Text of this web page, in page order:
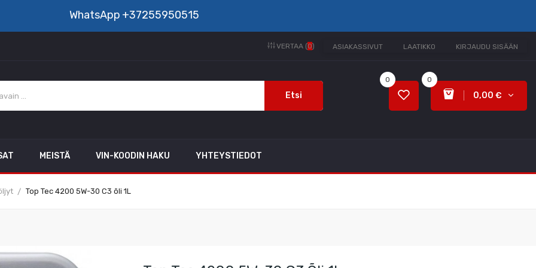
WhatsApp +37255950515
ASIAKASSIVUT LAATIKKO KIRJAUDU SISÄÄN
VERTAA (0)
Etsi
0
0,00 €
0
MEISTÄ VIN-KOODIN HAKU YHTEYSTIEDOT
Top Tec 4200 5W-30 C3 õli 1L